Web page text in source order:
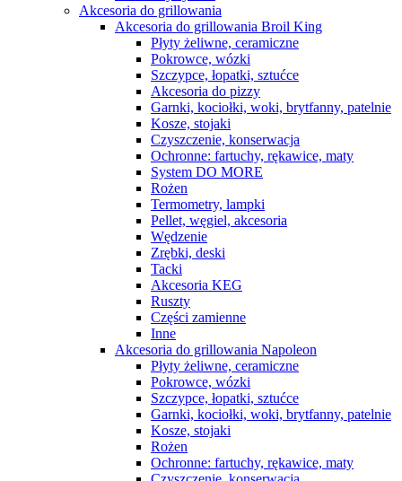
Akcesoria do grillowania
Akcesoria do grillowania Broil King
Płyty żeliwne, ceramiczne
Pokrowce, wózki
Szczypce, łopatki, sztućce
Akcesoria do pizzy
Garnki, kociołki, woki, brytfanny, patelnie
Kosze, stojaki
Czyszczenie, konserwacja
Ochronne: fartuchy, rękawice, maty
System DO MORE
Rożen
Termometry, lampki
Pellet, węgiel, akcesoria
Wędzenie
Zrębki, deski
Tacki
Akcesoria KEG
Ruszty
Części zamienne
Inne
Akcesoria do grillowania Napoleon
Płyty żeliwne, ceramiczne
Pokrowce, wózki
Szczypce, łopatki, sztućce
Garnki, kociołki, woki, brytfanny, patelnie
Kosze, stojaki
Rożen
Ochronne: fartuchy, rękawice, maty